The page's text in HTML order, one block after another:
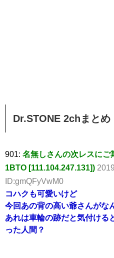
Dr.STONE 2chまとめ
901: 名無しさんの次レスにご
1BTO [111.104.247.131])
ID:gmQFyVwM0
コハクも可愛いけど
今回あの背の高い爺さんがな
あれは車輪の跡だと気付ける
った人間？